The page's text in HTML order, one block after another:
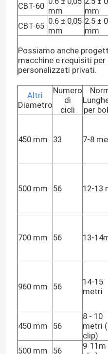
CBT-60 mm
mm
CBT-65 0.6 ± 0,05
mm
2.5 ±
mm
Possiamo anche
macchine e requisiti
personalizzati privati.
Altri
Diametro
Numero
di
cicli
per
450 mm 33 7-8
500 mm 56 12-13
700 mm 56 13-
960 mm 56
14-15
metri
450 mm 56
8 - 10
metri
clip)
500 mm 56
9-11m